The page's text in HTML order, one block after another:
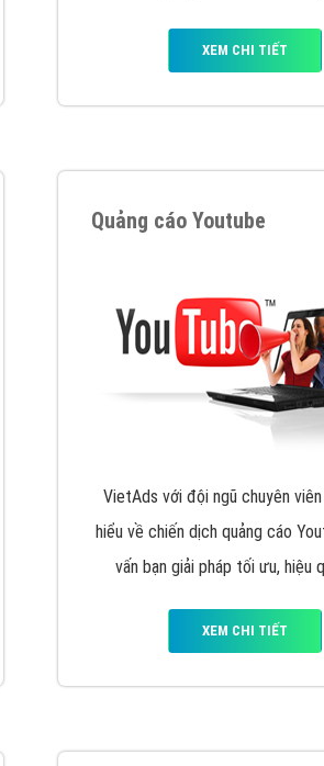
XEM CHI TIẾT
Quảng cáo Youtube
VietAds với đội ngũ chuyên
hiểu về chiến dịch quảng cáo
vấn bạn giải pháp tối ưu, hiệu
XEM CHI TIẾT